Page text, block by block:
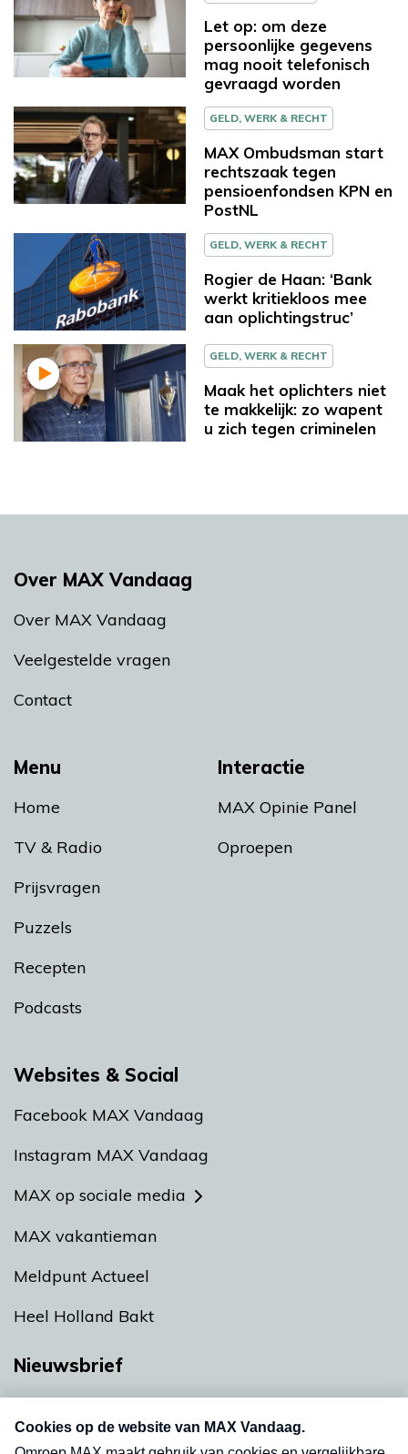
Let op: om deze
persoonlijke gegevens
mag nooit telefonisch
gevraagd worden
GELD, WERK & RECHT
MAX Ombudsman start
rechtszaak tegen
pensioenfondsen KPN en
PostNL
GELD, WERK & RECHT
Rogier de Haan: ‘Bank
werkt kritiekloos mee
aan oplichtingstruc’
GELD, WERK & RECHT
Maak het oplichters niet
te makkelijk: zo wapent
u zich tegen criminelen
Menu
Home
TV & Radio
Prijsvragen
Puzzels
Recepten
Podcasts
Interactie
MAX Opinie Panel
Oproepen
Over MAX Vandaag
Over MAX Vandaag
Veelgestelde vragen
Contact
Websites & Social
Facebook MAX Vandaag
Instagram MAX Vandaag
MAX op sociale media
MAX vakantieman
Meldpunt Actueel
Heel Holland Bakt
Nieuwsbrief
nieuwsbrief. Elke vrijdag- en dinsdagochtend in
uw mailbox.